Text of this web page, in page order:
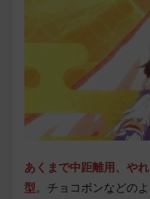
あくまで中距離用、や
型。チョコボンなどの